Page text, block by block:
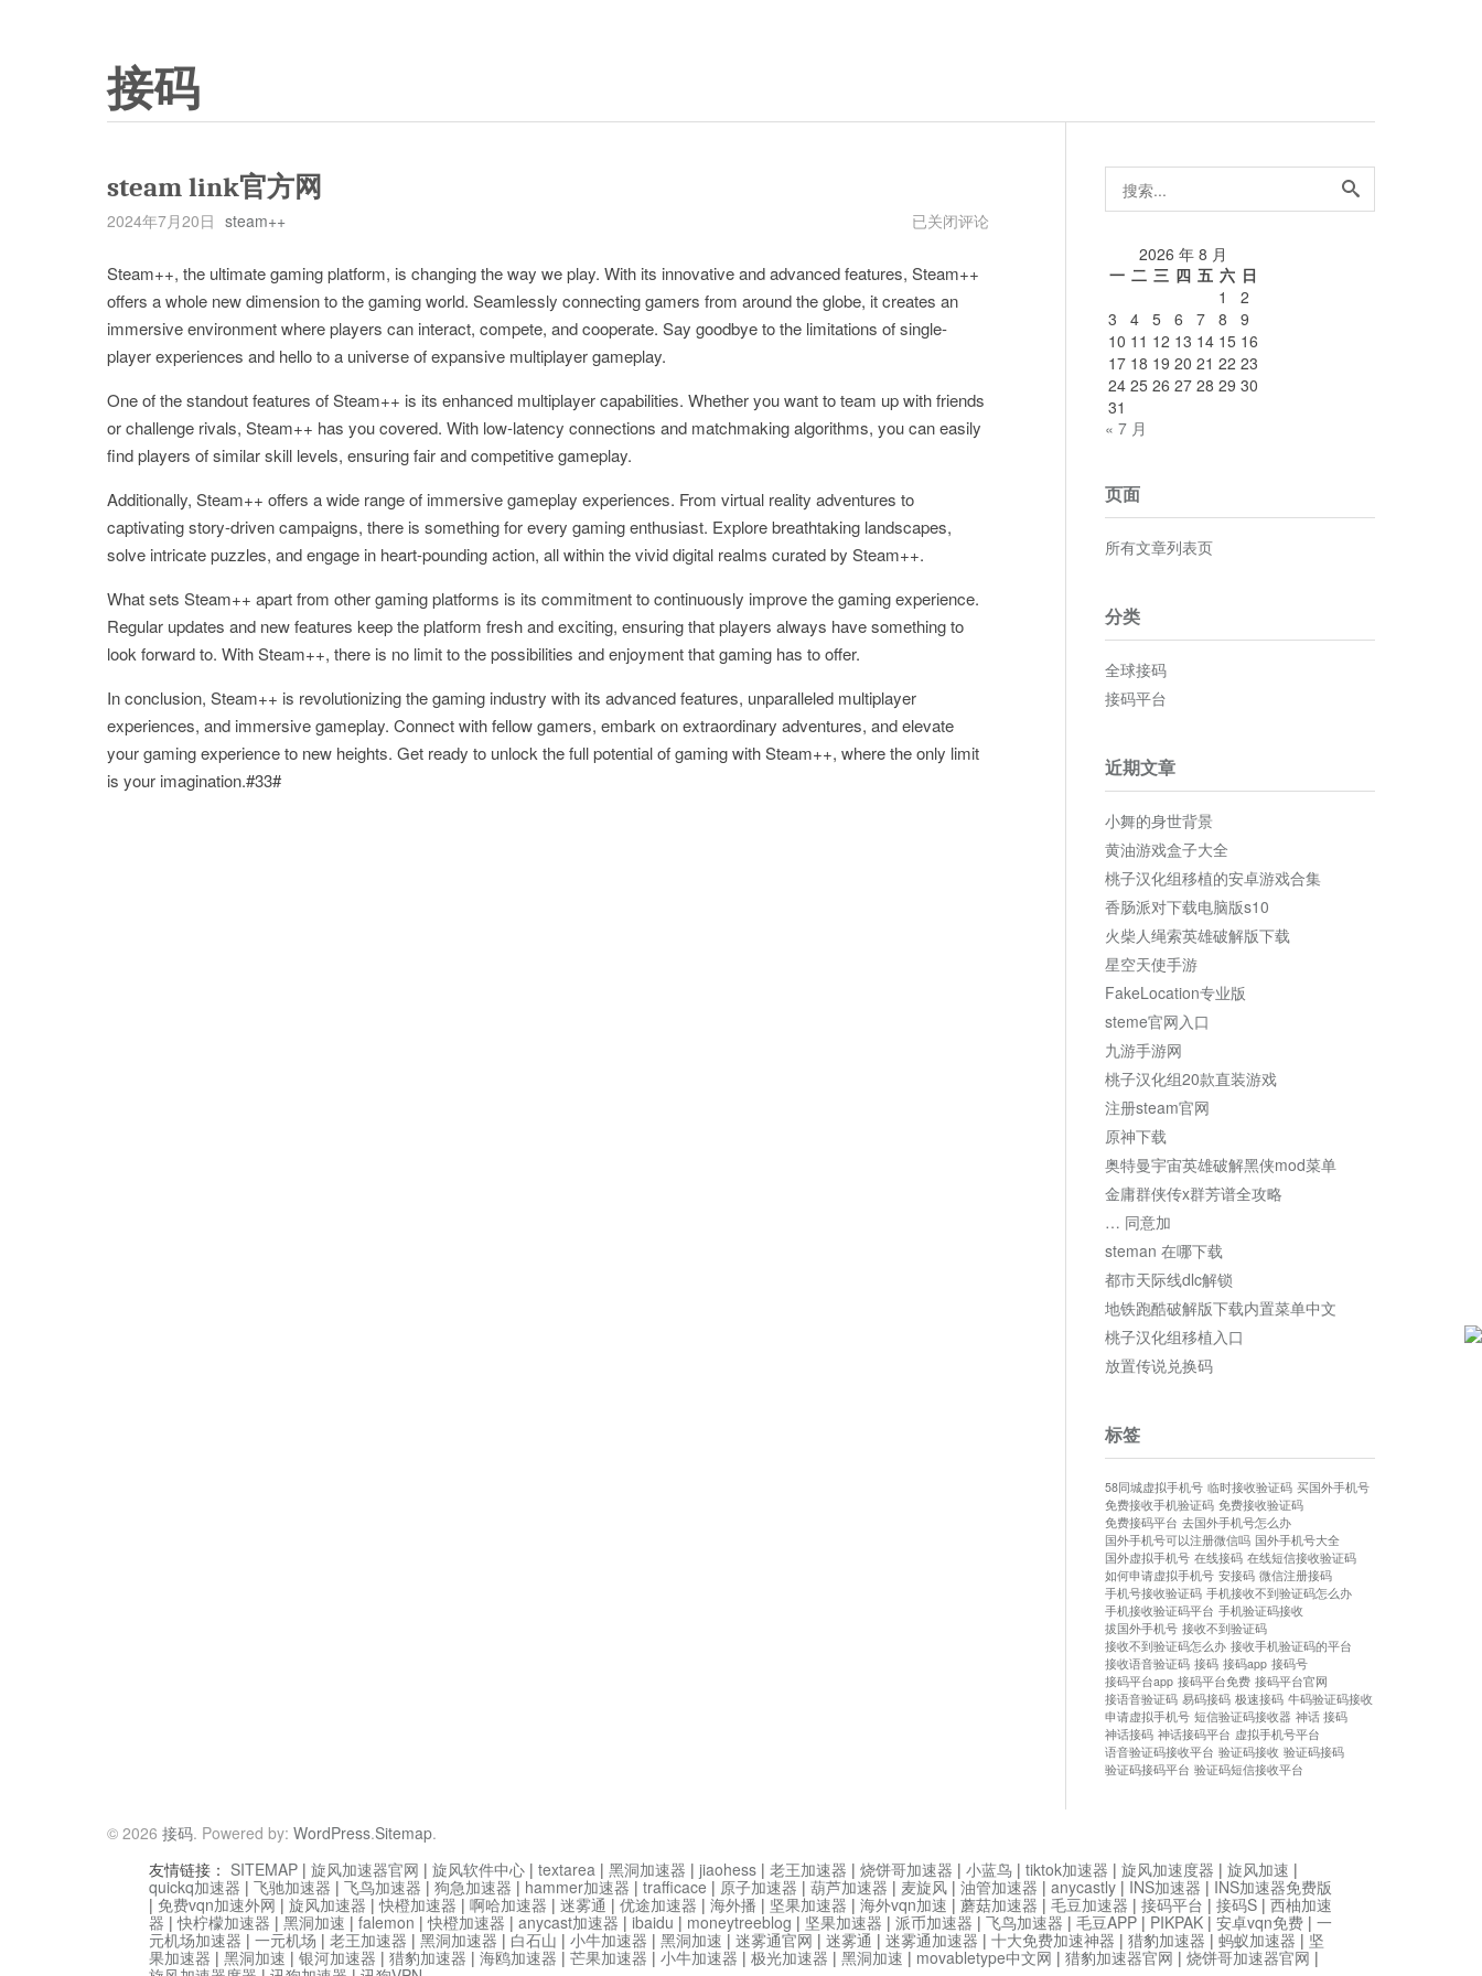
接码
steam link官方网
2024年7月20日 steam++
steam
方
已关闭评论
Steam++, the ultimate gaming platform, is changing the way we play. With its innovative and advanced features, Steam++
offers a whole new dimension to the gaming world. Seamlessly connecting gamers from around the globe, it creates an
immersive environment where players can interact, compete, and cooperate. Say goodbye to the limitations of single-
player experiences and hello to a universe of expansive multiplayer gameplay.
One of the standout features of Steam++ is its enhanced multiplayer capabilities. Whether you want to team up with friends
or challenge rivals, Steam++ has you covered. With low-latency connections and matchmaking algorithms, you can easily
find players of similar skill levels, ensuring fair and competitive gameplay.
Additionally, Steam++ offers a wide range of immersive gameplay experiences. From virtual reality adventures to
captivating story-driven campaigns, there is something for every gaming enthusiast. Explore breathtaking landscapes,
solve intricate puzzles, and engage in heart-pounding action, all within the vivid digital realms curated by Steam++.
What sets Steam++ apart from other gaming platforms is its commitment to continuously improve the gaming experience.
Regular updates and new features keep the platform fresh and exciting, ensuring that players always have something to
look forward to. With Steam++, there is no limit to the possibilities and enjoyment that gaming has to offer.
In conclusion, Steam++ is revolutionizing the gaming industry with its advanced features, unparalleled multiplayer
experiences, and immersive gameplay. Connect with fellow gamers, embark on extraordinary adventures, and elevate
your gaming experience to new heights. Get ready to unlock the full potential of gaming with Steam++, where the only limit
is your imagination.#33#
搜
索...
2026 年 8 月
一 二 三 四 五 六 日
1
2
3
4 5 6 7 8
9
10 11 12 13 14 15 16
17 18 19 20 21 22 23
24 25 26 27 28 29 30
31
« 7 月
页面
所有文章列表页
分类
全球接码
接码平台
近期文章
小舞的身世背景
黄油游戏盒子大全
桃子汉化组移植的安卓游戏合集
香肠派对下载电脑版s10
火柴人绳索英雄破解版下载
星空天使手游
FakeLocation专业版
steme官网入口
九游手游网
桃子汉化组20款直装游戏
注册steam官网
原神下载
奥特曼宇宙英雄破解黑侠mod菜单
金庸群侠传x群芳谱全攻略
… 同意加
steman 在哪下载
都市天际线dlc解锁
地铁跑酷破解版下载内置菜单中文
桃子汉化组移植入口
放置传说兑换码
标签
58同城虚拟手机号 临时接收验证码 买国外手机号
免费接收手机验证码 免费接收验证码
免费接码平台 去国外手机号怎么办
国外手机号可以注册微信吗 国外手机号大全
国外虚拟手机号 在线接码 在线短信接收验证码
如何申请虚拟手机号 安接码 微信注册接码
手机号接收验证码 手机接收不到验证码怎么办
手机接收验证码平台 手机验证码接收
拔国外手机号 接收不到验证码
接收不到验证码怎么办 接收手机验证码的平台
接收语音验证码 接码 接码app 接码号
接码平台app 接码平台免费 接码平台官网
接语音验证码 易码接码 极速接码 牛码验证码接收
申请虚拟手机号 短信验证码接收器 神话 接码
神话接码 神话接码平台 虚拟手机号平台
语音验证码接收平台 验证码接收 验证码接码
验证码接码平台 验证码短信接收平台
© 2026 接码. Powered by: WordPress.Sitemap.
友情链接： SITEMAP | 旋风加速器官网 | 旋风软件中心 | textarea | 黑洞加速器 | jiaohess | 老王加速器 | 烧饼哥加速器 | 小蓝鸟 | tiktok加速器 | 旋风加速度器 | 旋风加速 |
quickq加速器 | 飞驰加速器 | 飞鸟加速器 | 狗急加速器 | hammer加速器 | trafficace | 原子加速器 | 葫芦加速器 | 麦旋风 | 油管加速器 | anycastly | INS加速器 | INS加速器免费版
| 免费vqn加速外网 | 旋风加速器 |快橙加速器 | 啊哈加速器 | 迷雾通 | 优途加速器 | 海外播 | 坚果加速器 | 海外vqn加速 | 蘑菇加速器 | 毛豆加速器 | 接码平台 | 接码S | 西柚加速
器 |快柠檬加速器 | 黑洞加速 | falemon |快橙加速器 | anycast加速器 | ibaidu | moneytreeblog | 坚果加速器 | 派币加速器 | 飞鸟加速器 | 毛豆APP | PIKPAK | 安卓vqn免费 | 一
元机场加速器 | 一元机场 | 老王加速器 | 黑洞加速器 | 白石山 | 小牛加速器 | 黑洞加速 | 迷雾通官网 | 迷雾通 | 迷雾通加速器 | 十大免费加速神器 | 猎豹加速器 | 蚂蚁加速器 | 坚
果加速器 | 黑洞加速 | 银河加速器 | 猎豹加速器 | 海鸥加速器 | 芒果加速器 | 小牛加速器 | 极光加速器 | 黑洞加速 | movabletype中文网 | 猎豹加速器官网 | 烧饼哥加速器官网 |